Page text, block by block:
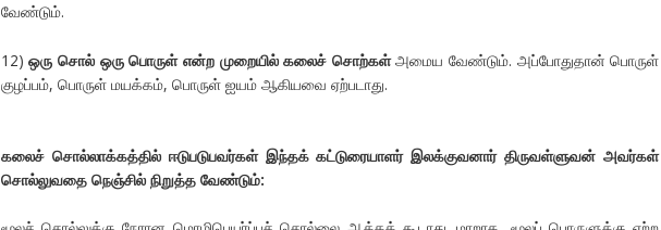
வேண்டும்.
12)ஒரு சொல் ஒரு பொருள் என்ற முறையில் கலைச் சொற்கள்அமைய வேண்டும். அப்போதுதான் பொருள்
குழப்பம், பொருள் மயக்கம், பொருள் ஐயம் ஆகியவை ஏற்படாது.
கலைச் சொல்லாக்கத்தில் ஈடுபடுபவர்கள் இந்தக் கட்டுரையாளர் இலக்குவனார் திருவள்ளுவன் அவர்கள்
சொல்லுவதை நெஞ்சில் நிறுத்த வேண்டும்: